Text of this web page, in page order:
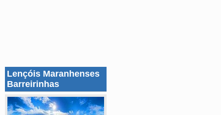
Lençóis Maranhenses
Barreirinhas